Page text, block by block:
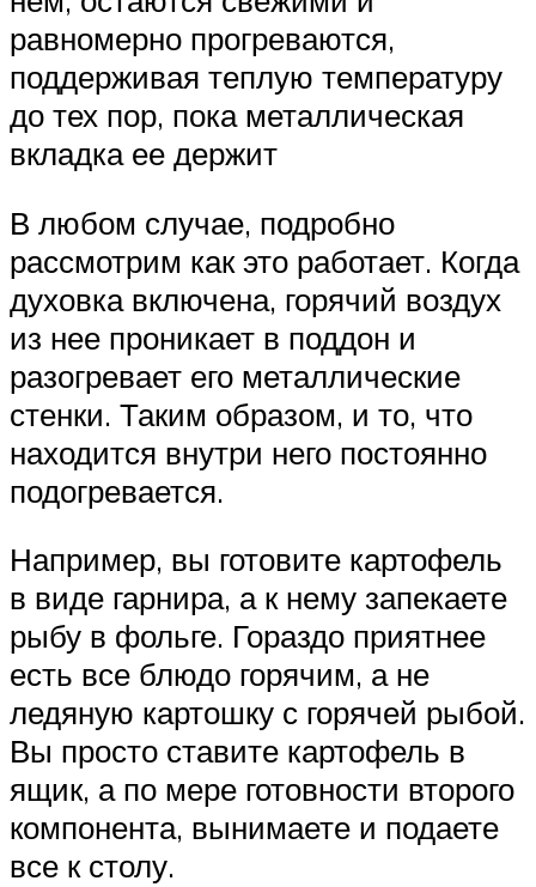
равномерно прогреваются,
поддерживая теплую температуру
до тех пор, пока металлическая
вкладка ее держит
В любом случае, подробно
рассмотрим как это работает. Когда
духовка включена, горячий воздух
из нее проникает в поддон и
разогревает его металлические
стенки. Таким образом, и то, что
находится внутри него постоянно
подогревается.
Например, вы готовите картофель
в виде гарнира, а к нему запекаете
рыбу в фольге. Гораздо приятнее
есть все блюдо горячим, а не
ледяную картошку с горячей рыбой.
Вы просто ставите картофель в
ящик, а по мере готовности второго
компонента, вынимаете и подаете
все к столу.